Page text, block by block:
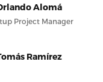
Alomá
Project Manager
Ramírez